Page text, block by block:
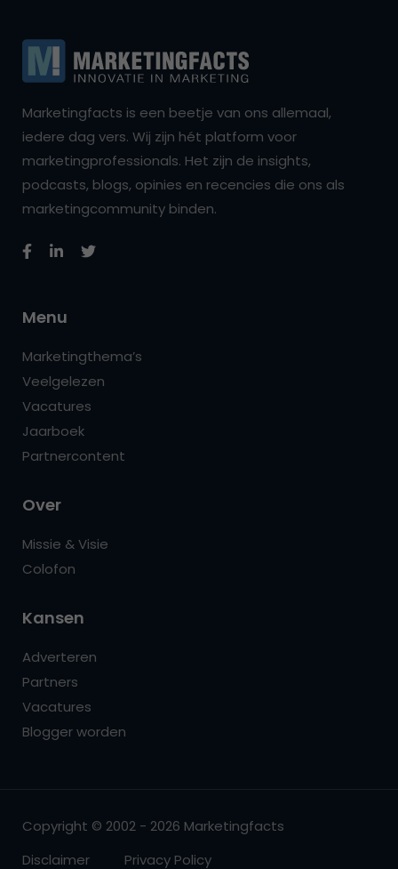
Marketingfacts is een beetje van ons allemaal,
iedere dag vers. Wij zijn hét platform voor
marketingprofessionals. Het zijn de insights,
podcasts, blogs, opinies en recencies die ons als
marketingcommunity binden.
Menu
Marketingthema’s
Veelgelezen
Vacatures
Jaarboek
Partnercontent
Over
Missie & Visie
Colofon
Kansen
Adverteren
Partners
Vacatures
Blogger worden
Copyright © 2002 - 2026 Marketingfacts
Disclaimer
Privacy Policy